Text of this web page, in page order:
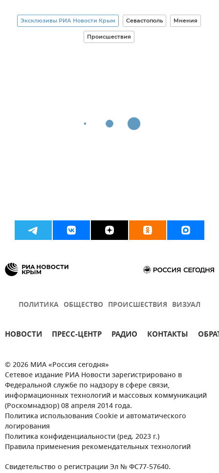
Эксклюзивы РИА Новости Крым Севастополь Мнения
Происшествия
ПОЛИТИКА ОБЩЕСТВО ПРОИСШЕСТВИЯ ВИЗУАЛ
НОВОСТИ ПРЕСС-ЦЕНТР РАДИО КОНТАКТЫ
© 2026 МИА «Россия сегодня»
Сетевое издание РИА Новости зарегистрировано в
Федеральной службе по надзору в сфере связи,
информационных технологий и массовых коммуникаций
(Роскомнадзор) 08 апреля 2014 года.
Политика использования Cookie и автоматического
логирования
Политика конфиденциальности (ред. 2023 г.)
Правила применения рекомендательных технологий
Свидетельство о регистрации Эл № ФС77-57640.